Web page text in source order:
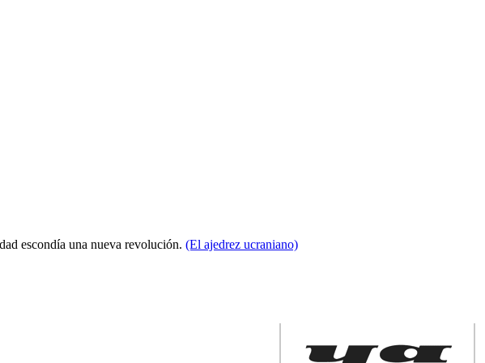
escondía una nueva revolución. (El ajedrez ucraniano)